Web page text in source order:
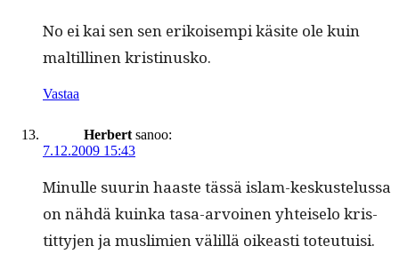
No ei kai sen sen erikoisem­pi käsite ole kuin
maltill­i­nen kristinusko.
Vastaa
Herbert sanoo:
7.12.2009 15:43
Min­ulle suurin haaste tässä islam-keskustelus­sa
on nähdä kuin­ka tasa-arvoinen yhteise­lo kris­
tit­ty­jen ja mus­lim­ien välil­lä oikeasti toteutuisi.